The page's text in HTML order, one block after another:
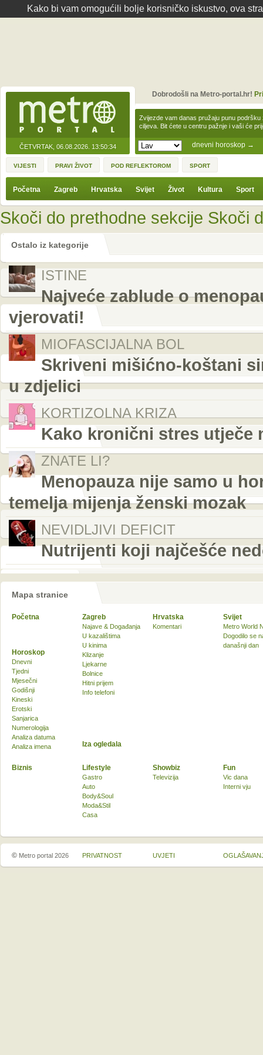
Kako bi vam omogućili bolje korisničko iskustvo, ova
ČETVRTAK, 06.08.2026. 13:50:34 dnevni horoskop →
Zvijezde vam danas pružaju punu
ciljeva. Bit ćete u centru pažnje i vaši će
Dobrodošli na Metro-portal.hr!
VIJESTI PRAVI ŽIVOT POD REFLEKTOROM SPORT
Početna Zagreb Hrvatska Svijet Život Kultura Sport
Skoči do prethodne sekcije Skoči
Ostalo iz kategorije
ISTINE
Najveće zablude o
vjerovati!
MIOFASCIJALNA BOL
Skriveni mišićno-koštani
u zdjelici
KORTIZOLNA KRIZA
Kako kronični stres utječe
ZNATE LI?
Menopauza nije samo u
temelja mijenja ženski mozak
NEVIDLJIVI DEFICIT
Nutrijenti koji najčešće
Mapa stranice
Početna Zagreb
Najave & Događanja
U kazalištima
U kinima
Klizanje
Ljekarne
Bolnice
Hitni prijem
Info telefoni
Hrvatska
Komentari
Svijet
Metro World
Dogodilo se
današnji dan
Biznis Lifestyle
Gastro
Auto
Body&Soul
Moda&Stil
Casa
Showbiz
Televizija
Fun
Vic dana
Interni vju
Horoskop
Dnevni
Tjedni
Mjesečni
Godišnji
Kineski
Erotski
Sanjarica
Numerologija
Analiza datuma
Analiza imena
Iza ogledala
© Metro portal 2026 PRIVATNOST UVJETI